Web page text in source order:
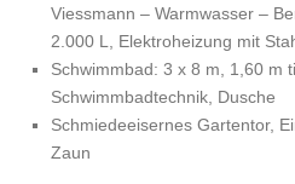
Viessmann – Warmwasser –
2.000 L, Elektroheizung mit
Schwimmbad: 3 x 8 m, 1,60 m
Schwimmbadtechnik, Dusche
Schmiedeeisernes Gartentor,
Zaun